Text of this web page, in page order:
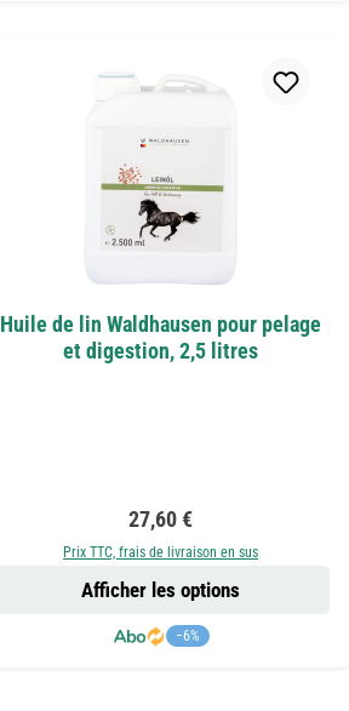
Huile de lin Waldhausen pour pelage
et digestion, 2,5 litres
Prix régulier :
27,60 €
Prix TTC, frais de livraison en sus
−6%
Afficher les options